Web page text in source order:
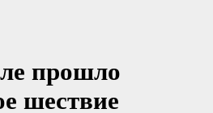
прошло
шествие